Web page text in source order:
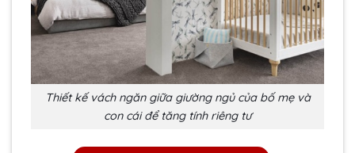
Thiết kế vách ngăn giữa giường ngủ của bố mẹ và
con cái để tăng tính riêng tư